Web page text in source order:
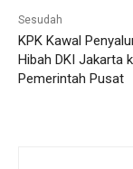
Sesudah
KPK Kawal
Hibah DKI Jakarta
Pemerintah Pusat